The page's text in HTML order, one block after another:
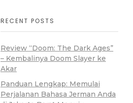
RECENT POSTS
Review “Doom: The Dark Ages”
– Kembalinya Doom Slayer ke
Akar
Panduan Lengkap: Memulai
Perjalanan Bahasa Jerman Anda